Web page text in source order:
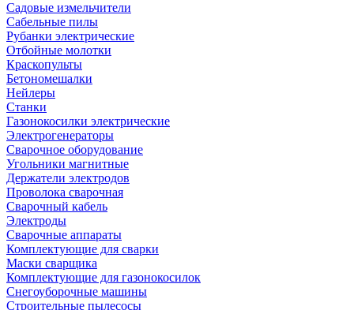
Садовые измельчители
Сабельные пилы
Рубанки электрические
Отбойные молотки
Краскопульты
Бетономешалки
Нейлеры
Станки
Газонокосилки электрические
Электрогенераторы
Сварочное оборудование
Угольники магнитные
Держатели электродов
Проволока сварочная
Сварочный кабель
Электроды
Сварочные аппараты
Комплектующие для сварки
Маски сварщика
Комплектующие для газонокосилок
Снегоуборочные машины
Строительные пылесосы